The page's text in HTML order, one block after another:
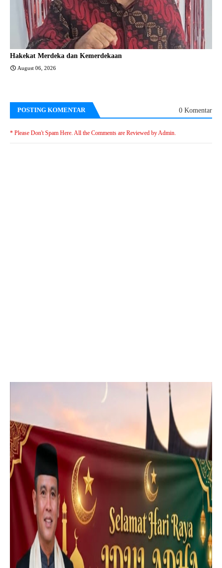
Hakekat Merdeka dan Kemerdekaan
August 06, 2026
POSTING KOMENTAR 0 Komentar
* Please Don't Spam Here. All the Comments are Reviewed by Admin.